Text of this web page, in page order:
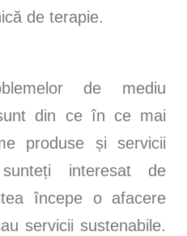
de terapie.
de mediu
din ce în ce mai
produse și servicii
interesat de
începe o afacere
servicii sustenabile.